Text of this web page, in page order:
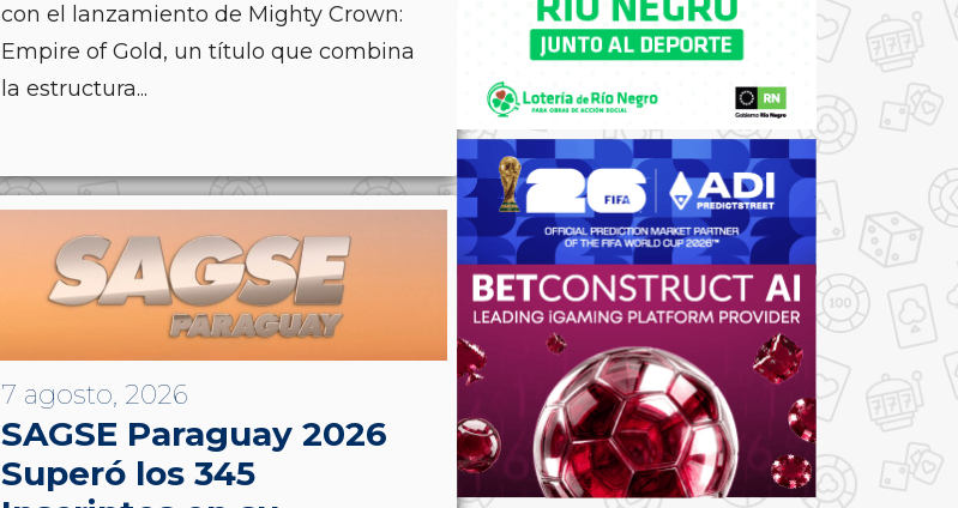
con el lanzamiento de Mighty Crown:
Empire of Gold, un título que combina
la estructura...
7 agosto, 2026
SAGSE Paraguay 2026
Superó los 345